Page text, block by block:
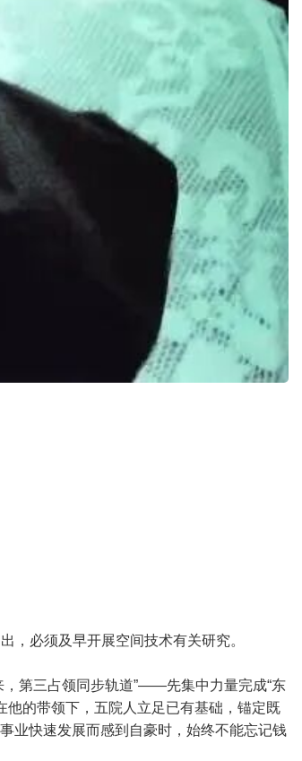
，必须及早开展空间技术有关研究。
，第三占领同步轨道”——先集中力量完成“东
的带领下，五院人立足已有基础，锚定既
业快速发展而感到自豪时，始终不能忘记钱